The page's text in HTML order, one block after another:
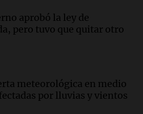
de fertilidad y la
millonarios
clave sobre el
Villa Dolores
aprobó la ley de
pero tuvo que quitar otro
meteorológica en medio
por lluvias y vientos